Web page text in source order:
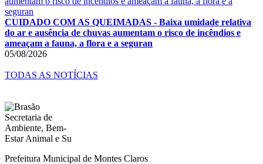
CUIDADO COM AS QUEIMADAS - Baixa umidade relativa
do ar e ausência de chuvas aumentam o risco de incêndios e
ameaçam a fauna, a flora e a seguran
05/08/2026
TODAS AS NOTÍCIAS
Prefeitura Municipal de Montes Claros